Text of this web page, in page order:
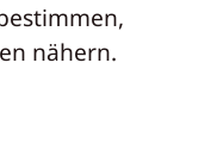
nähern.